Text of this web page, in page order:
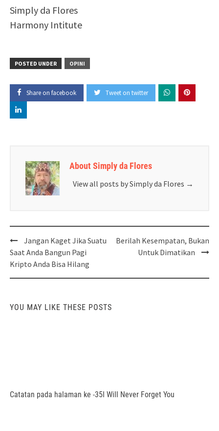
Simply da Flores
Harmony Intitute
POSTED UNDER OPINI
Share on facebook Tweet on twitter
About Simply da Flores
View all posts by Simply da Flores →
Post
navigation
Jangan Kaget Jika Suatu
Saat Anda Bangun Pagi
Kripto Anda Bisa Hilang
Berilah Kesempatan, Bukan
Untuk Dimatikan
YOU MAY LIKE THESE POSTS
Catatan pada halaman ke -35I Will Never Forget You